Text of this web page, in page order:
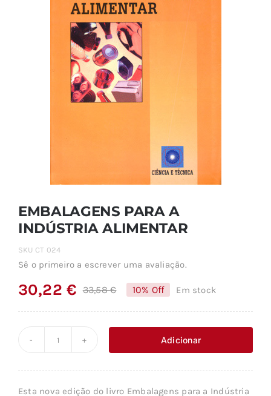
EMBALAGENS PARA A
INDÚSTRIA ALIMENTAR
SKU CT 024
Sê o primeiro a escrever uma avaliação.
33,58€O
original
era:
30,22€
O
é:
10% Off Em stock
Adicionar
Esta nova edição do livro Embalagens para a Indústria